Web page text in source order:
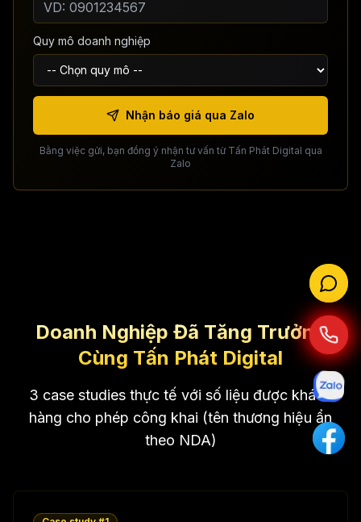
Quy mô doanh nghiệp
Nhận báo giá qua Zalo
Bằng việc gửi, bạn đồng ý nhận tư vấn từ Tấn Phát Digital qua
Zalo
Doanh Nghiệp Đã Tăng Trưởng
Cùng Tấn Phát Digital
3 case studies thực tế với số liệu được khách
hàng cho phép công khai (tên thương hiệu ẩn
theo NDA)